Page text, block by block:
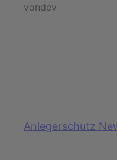
vondev
Anlegerschutz